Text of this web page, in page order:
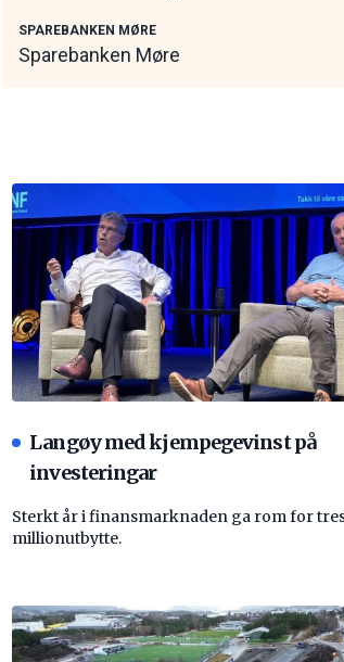
SPAREBANKEN MØRE
Sparebanken Møre
Langøy med kjempegevinst på
investeringar
Sterkt år i finansmarknaden ga rom for
millionutbytte.